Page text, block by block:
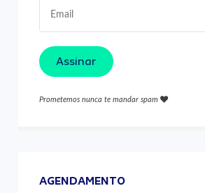
Assinar
Prometemos nunca te mandar spam
AGENDAMENTO